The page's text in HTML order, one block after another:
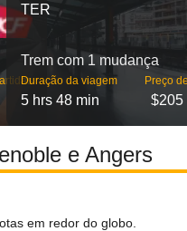
TER
Trem com 1 mudança
Duração da viagem
5 hrs 48 min
Preço
$205
e Angers
em redor do globo.